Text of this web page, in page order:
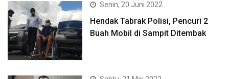
Senin, 20 Juni 2022
Hendak Tabrak Polisi, Pencuri 2
Buah Mobil di Sampit Ditembak